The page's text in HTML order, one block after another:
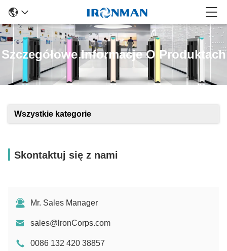
Szczegółowe Informacje O Produktach
Wszystkie kategorie
Skontaktuj się z nami
Mr. Sales Manager
sales@lronCorps.com
0086 132 420 38857